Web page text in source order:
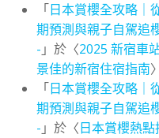
「日本賞櫻全攻略｜
期預測與親子自駕追
- 」於〈2025 新宿車
景佳的新宿住宿指南
「日本賞櫻全攻略｜
期預測與親子自駕追
- 」於〈日本賞櫻熱